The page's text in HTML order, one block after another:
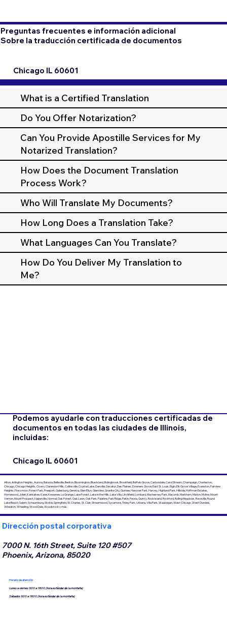
Preguntas frecuentes e información adicional
Sobre la traducción certificada de documentos
Chicago IL 60601
What is a Certified Translation
Do You Offer Notarization?
Can You Provide Apostille Services for My
Notarized Translation?
How Does the Document Translation
Process Work?
Who Will Translate My Documents?
How Long Does a Translation Take?
What Languages Can You Translate?
How Do You Deliver My Translation to
Me?
Podemos ayudarle con traducciones certificadas de
documentos en todas las ciudades de Illinois,
incluidas:
Chicago IL 60601
Alton, Arlington Heights, Aurora, Batavia, Belleville, Benton, Bloomington, Blue Island, Bolingbrook, Brookfield, Buffalo Grove, Carbondale, Carol Stream, Champaign, Charleston,
Chicago, Chicago Heights, Cicero, Clarendon Hills, Collinsville, Crystal Lake, Danville, Decatur, Des Plaines, Downers Grove, East St. Louis, Elgin, Elk Grove Village, Evanston, Fairview
Heights, Flossmoor, Forest Park, Freeport, Galesburg, Geneva, Glen Ellyn, Glenview, Granite City, Gurnee, Hanover Park, Harvey, Highland Park, Hillside, Hoffman Estates,
Homewood, Joliet, Kankakee, Kane, Kewanee, La Grange, Lake Forest, Lake in the Hills, Lake Villa, Litchfield, Lombard, Machesney Park, Macomb, Markham, Marion, Moline, Mount
Vernon, Mount Prospect, Naperville, Normal, Oak Forest, Oak Lawn, Oak Park, Palatine, Park Ridge, Pekín, Peoria, Quincy, Rock Island, Rockford, Rolling Meadows, Roseville, Round
Lake Beach, Salem, Schaumburg, Skokie, Springfield, St. Charles, St. Clair, Streamwood, Sycamore, Tinley Park, Urbana, Villa Park, Waukegan, West Chicago, West Dundee,
Wheaton, Wheeling, Wood Dale, Woodstock y más.
Dirección postal corporativa
7000 N. 16th Street, Suite 120 #507
Phoenix, Arizona, 85020
Horario de atención
Lunes a viernes 9:00 a 18:00 (hora estándar de la montaña)
Sábados 9:00 a 18:00 (hora estándar de la montaña)